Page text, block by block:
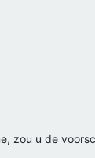
zou u de